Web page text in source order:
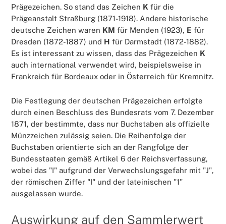
Prägezeichen. So stand das Zeichen K für die
Prägeanstalt Straßburg (1871-1918). Andere historische
deutsche Zeichen waren KM für Menden (1923), E für
Dresden (1872-1887) und H für Darmstadt (1872-1882).
Es ist interessant zu wissen, dass das Prägezeichen K
auch international verwendet wird, beispielsweise in
Frankreich für Bordeaux oder in Österreich für Kremnitz.
Die Festlegung der deutschen Prägezeichen erfolgte
durch einen Beschluss des Bundesrats vom 7. Dezember
1871, der bestimmte, dass nur Buchstaben als offizielle
Münzzeichen zulässig seien. Die Reihenfolge der
Buchstaben orientierte sich an der Rangfolge der
Bundesstaaten gemäß Artikel 6 der Reichsverfassung,
wobei das "I" aufgrund der Verwechslungsgefahr mit "J",
der römischen Ziffer "I" und der lateinischen "1"
ausgelassen wurde.
Auswirkung auf den Sammlerwert